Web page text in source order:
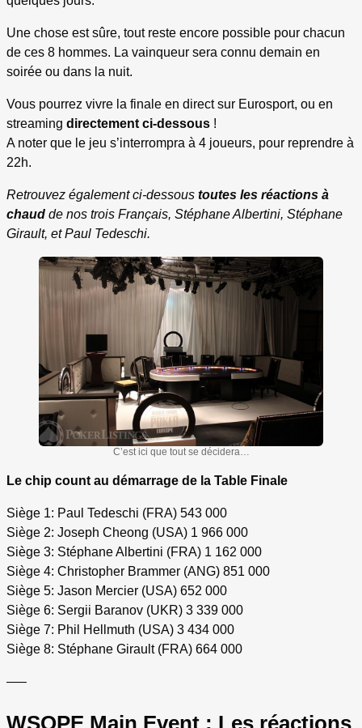
Une chose est sûre, tout reste encore possible pour chacun
de ces 8 hommes. La vainqueur sera connu demain en
soirée ou dans la nuit.
Vous pourrez vivre la finale en direct sur Eurosport, ou en
streaming directement ci-dessous !
A noter que le jeu s’interrompra à 4 joueurs, pour reprendre à
22h.
Retrouvez également ci-dessous toutes les réactions à
chaud de nos trois Français, Stéphane Albertini, Stéphane
Girault, et Paul Tedeschi.
C’est ici que tout se décidera…
Le chip count au démarrage de la Table Finale
Siège 1: Paul Tedeschi (FRA) 543 000
Siège 2: Joseph Cheong (USA) 1 966 000
Siège 3: Stéphane Albertini (FRA) 1 162 000
Siège 4: Christopher Brammer (ANG) 851 000
Siège 5: Jason Mercier (USA) 652 000
Siège 6: Sergii Baranov (UKR) 3 339 000
Siège 7: Phil Hellmuth (USA) 3 434 000
Siège 8: Stéphane Girault (FRA) 664 000
—–
WSOPE Main Event : Les réactions